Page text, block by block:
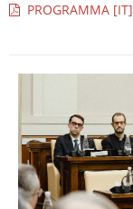
PROGRAMMA [IT]